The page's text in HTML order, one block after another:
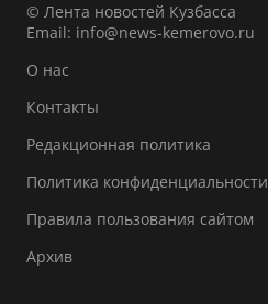
© Лента новостей Кузбасса
Email: info@news-kemerovo.ru
О нас
Контакты
Редакционная политика
Политика конфиденциальности
Правила пользования сайтом
Архив